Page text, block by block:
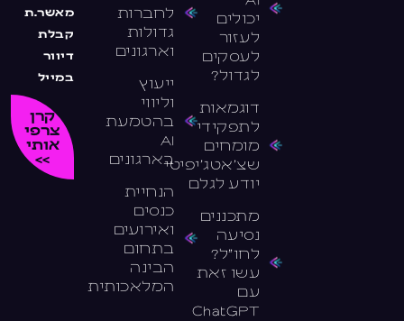
יכולים
לעזור
לעסקים
לגדול?
דוגמאות
לתפקידי
מומחים
שצ׳אטג׳יפיטי
יודע לגלם
מתכננים
נסיעה
לחו״ל?
עשו זאת
עם
ChatGPT
לחברות
גדולות
וארגונים
ייעוץ
וליווי
בהטמעת
AI
בארגונים
הנחיית
כנסים
ואירועים
בתחום
הבינה
המלאכותית
מאשר.ת
קבלת
דיוור
במייל
קרן
צרפי
אותי
>>